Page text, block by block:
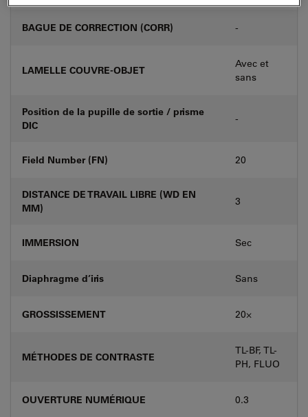
BAGUE DE CORRECTION (CORR) -
LAMELLE COUVRE-OBJET
Avec et
sans
Position de la pupille de sortie / prisme
DIC
-
Field Number (FN) 20
DISTANCE DE TRAVAIL LIBRE (WD EN
MM)
3
IMMERSION Sec
Diaphragme d’iris Sans
GROSSISSEMENT 20⨉
MÉTHODES DE CONTRASTE
TL-BF, TL-
PH, FLUO
OUVERTURE NUMÉRIQUE 0.3